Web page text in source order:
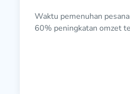
Waktu pemenuhan
60% peningkatan omzet